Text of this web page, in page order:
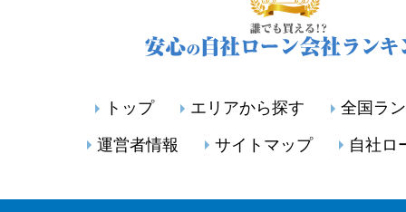
トップ エリアから探す 全国ラ
運営者情報 サイトマップ 自社ロ